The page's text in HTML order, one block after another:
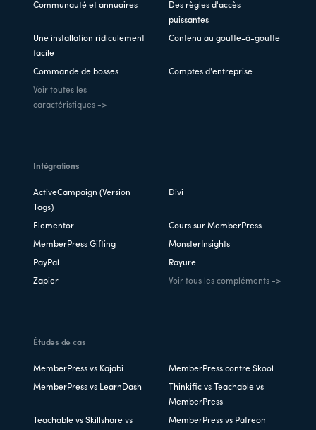
Communauté et annuaires
Des règles d'accès
puissantes
Une installation ridiculement
facile
Contenu au goutte-à-goutte
Commande de bosses Comptes d'entreprise
Voir toutes les
caractéristiques ->
Intégrations
ActiveCampaign (Version
Tags)
Divi
Elementor Cours sur MemberPress
MemberPress Gifting MonsterInsights
PayPal Rayure
Zapier Voir tous les compléments ->
Études de cas
MemberPress vs Kajabi MemberPress contre Skool
MemberPress vs LearnDash
Thinkific vs Teachable vs
MemberPress
Teachable vs Skillshare vs
MemberPress vs Patreon